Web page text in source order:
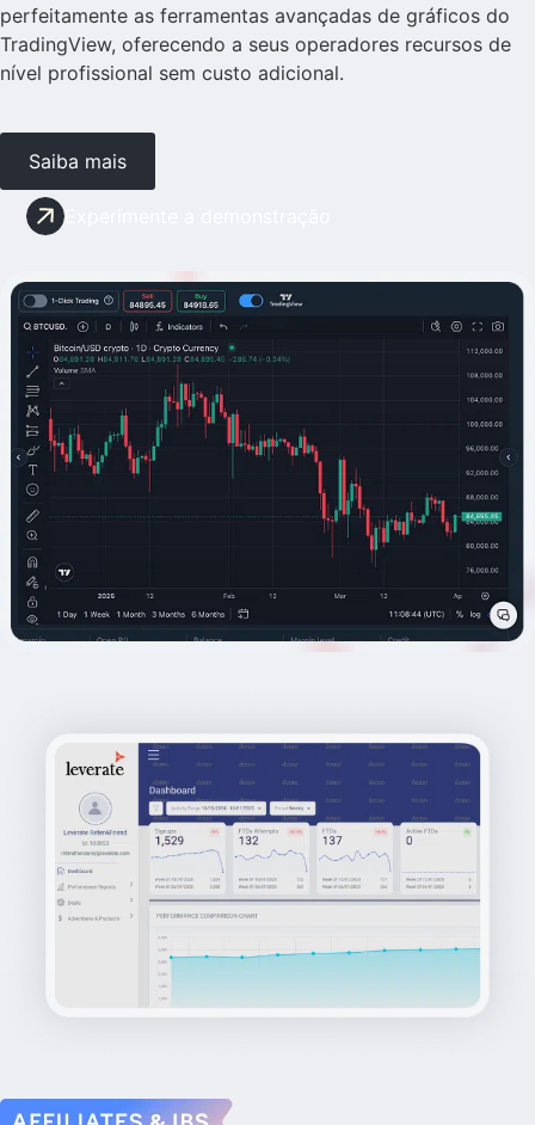
perfeitamente as ferramentas avançadas de gráficos do
TradingView, oferecendo a seus operadores recursos de
nível profissional sem custo adicional.
Saiba mais